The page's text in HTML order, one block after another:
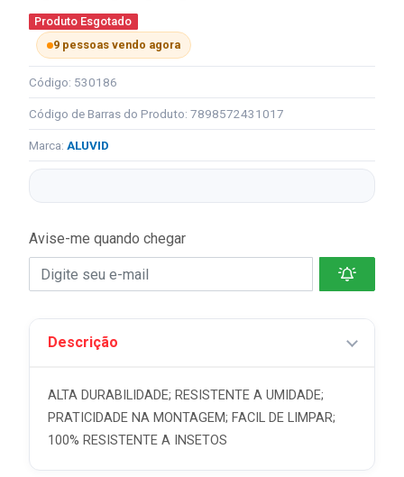
Produto Esgotado
9 pessoas vendo agora
Código: 530186
Código de Barras do Produto: 7898572431017
Marca: ALUVID
Avise-me quando chegar
Descrição
ALTA DURABILIDADE; RESISTENTE A UMIDADE;
PRATICIDADE NA MONTAGEM; FACIL DE LIMPAR;
100% RESISTENTE A INSETOS